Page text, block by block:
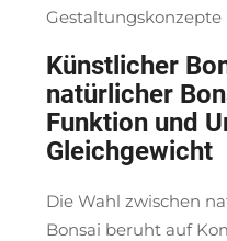
Künstlicher
natürlicher
Funktion und
Gleichgewicht
Die Wahl zwischen
Bonsai beruht auf